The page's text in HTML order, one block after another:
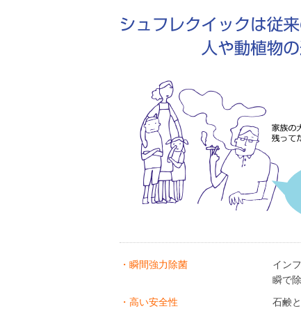
・瞬間強力除菌
イン
瞬で
・高い安全性
石鹸